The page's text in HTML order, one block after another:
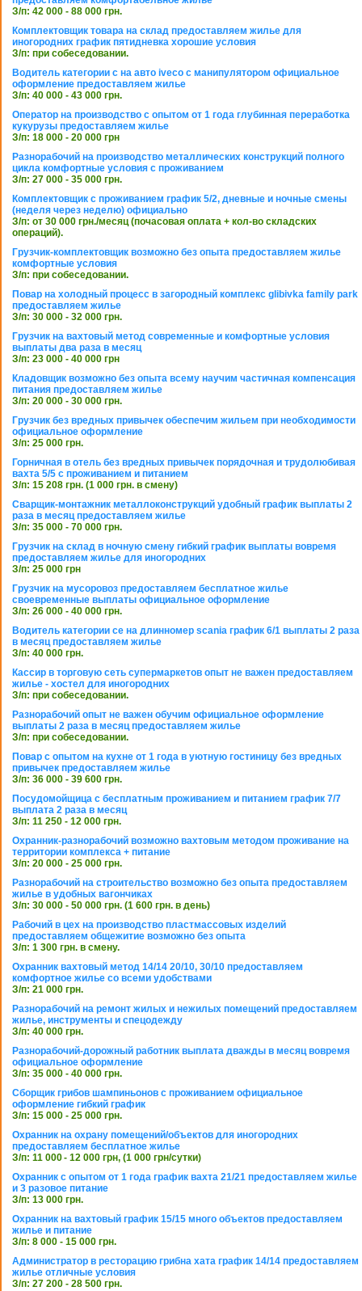
З/п: 42 000 - 88 000 грн.
Комплектовщик товара на склад предоставляем жилье для
иногородних график пятидневка хорошие условия
З/п: при собеседовании.
Водитель категории с на авто iveco с манипулятором официальное
оформление предоставляем жилье
З/п: 40 000 - 43 000 грн.
Оператор на производство с опытом от 1 года глубинная переработка
кукурузы предоставляем жилье
З/п: 18 000 - 20 000 грн
Разнорабочий на производство металлических конструкций полного
цикла комфортные условия с проживанием
З/п: 27 000 - 35 000 грн.
Комплектовщик с проживанием график 5/2, дневные и ночные смены
(неделя через неделю) официально
З/п: от 30 000 грн./месяц (почасовая оплата + кол-во складских
операций).
Грузчик-комплектовщик возможно без опыта предоставляем жилье
комфортные условия
З/п: при собеседовании.
Повар на холодный процесс в загородный комплекс glibivka family park
предоставляем жилье
З/п: 30 000 - 32 000 грн.
Грузчик на вахтовый метод современные и комфортные условия
выплаты два раза в месяц
З/п: 23 000 - 40 000 грн
Кладовщик возможно без опыта всему научим частичная компенсация
питания предоставляем жилье
З/п: 20 000 - 30 000 грн.
Грузчик без вредных привычек обеспечим жильем при необходимости
официальное оформление
З/п: 25 000 грн.
Горничная в отель без вредных привычек порядочная и трудолюбивая
вахта 5/5 с проживанием и питанием
З/п: 15 208 грн. (1 000 грн. в смену)
Сварщик-монтажник металлоконструкций удобный график выплаты 2
раза в месяц предоставляем жилье
З/п: 35 000 - 70 000 грн.
Грузчик на склад в ночную смену гибкий график выплаты вовремя
предоставляем жилье для иногородних
З/п: 25 000 грн
Грузчик на мусоровоз предоставляем бесплатное жилье
своевременные выплаты официальное оформление
З/п: 26 000 - 40 000 грн.
Водитель категории се на длинномер scania график 6/1 выплаты 2 раза
в месяц предоставляем жилье
З/п: 40 000 грн.
Кассир в торговую сеть супермаркетов опыт не важен предоставляем
жилье - хостел для иногородних
З/п: при собеседовании.
Разнорабочий опыт не важен обучим официальное оформление
выплаты 2 раза в месяц предоставляем жилье
З/п: при собеседовании.
Повар с опытом на кухне от 1 года в уютную гостиницу без вредных
привычек предоставляем жилье
З/п: 36 000 - 39 600 грн.
Посудомойщица с бесплатным проживанием и питанием график 7/7
выплата 2 раза в месяц
З/п: 11 250 - 12 000 грн.
Охранник-разнорабочий возможно вахтовым методом проживание на
территории комплекса + питание
З/п: 20 000 - 25 000 грн.
Разнорабочий на строительство возможно без опыта предоставляем
жилье в удобных вагончиках
З/п: 30 000 - 50 000 грн. (1 600 грн. в день)
Рабочий в цех на производство пластмассовых изделий
предоставляем общежитие возможно без опыта
З/п: 1 300 грн. в смену.
Охранник вахтовый метод 14/14 20/10, 30/10 предоставляем
комфортное жилье со всеми удобствами
З/п: 21 000 грн.
Разнорабочий на ремонт жилых и нежилых помещений предоставляем
жилье, инструменты и спецодежду
З/п: 40 000 грн.
Разнорабочий-дорожный работник выплата дважды в месяц вовремя
официальное оформление
З/п: 35 000 - 40 000 грн.
Сборщик грибов шампиньонов с проживанием официальное
оформление гибкий график
З/п: 15 000 - 25 000 грн.
Охранник на охрану помещений/объектов для иногородних
предоставляем бесплатное жилье
З/п: 11 000 - 12 000 грн, (1 000 грн/сутки)
Охранник с опытом от 1 года график вахта 21/21 предоставляем жилье
и 3 разовое питание
З/п: 13 000 грн.
Охранник на вахтовый график 15/15 много объектов предоставляем
жилье и питание
З/п: 8 000 - 15 000 грн.
Администратор в ресторацию грибна хата график 14/14 предоставляем
жилье отличные условия
З/п: 27 200 - 28 500 грн.